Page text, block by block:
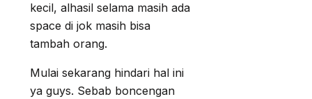
kecil, alhasil selama masih ada
space di jok masih bisa
tambah orang.
Mulai sekarang hindari hal ini
ya guys. Sebab boncengan